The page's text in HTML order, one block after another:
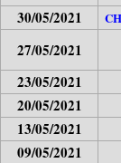
30/05/2021
27/05/2021
23/05/2021
20/05/2021
13/05/2021
09/05/2021